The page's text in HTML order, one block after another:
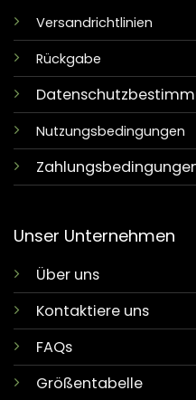
Versandrichtlinien
Rückgabe
Nutzungsbedingungen
Unser Unternehmen
Über uns
Kontaktiere uns
FAQs
Größentabelle